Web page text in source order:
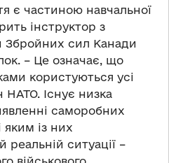
є частиною навчальної
інструктор з
Збройних сил Канади
– Це означає, що
користуються усі
НАТО. Існує низка
саморобних
яким із них
реальній ситуації –